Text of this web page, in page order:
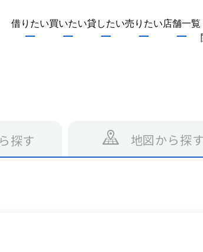
借りたい買いたい貸したい売りたい店舗一覧
探す 地図から探